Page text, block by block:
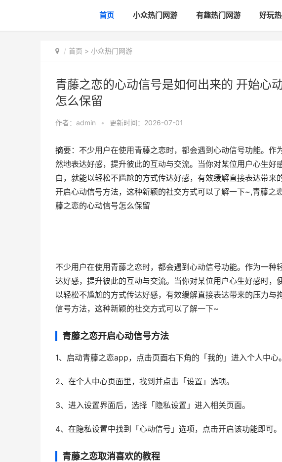
首页 小众热门网游 有趣热门网游 好玩
首页 > 小众热门网游
青藤之恋的心动信号是如何出来的 开始心
怎么保留
作者： admin • 更新时间：2026-07-01
摘要：不少用户在使用青藤之恋时，都会遇到心动信号功能。作
然地表达好感，提升彼此的互动与交流。当你对某位用户心生好
白，就能以轻松不尴尬的方式传达好感，有效缓解直接表达带
开启心动信号方法，这种新颖的社交方式可以了解一下~,青藤之
藤之恋的心动信号怎么保留
不少用户在使用青藤之恋时，都会遇到心动信号功能。作为一
达好感，提升彼此的互动与交流。当你对某位用户心生好感时
以轻松不尴尬的方式传达好感，有效缓解直接表达带来的压力
信号方法，这种新颖的社交方式可以了解一下~
青藤之恋开启心动信号方法
1、启动青藤之恋app，点击页面右下角的「我的」进入个人中心。
2、在个人中心页面里，找到并点击「设置」选项。
3、进入设置界面后，选择「隐私设置」进入相关页面。
4、在隐私设置中找到「心动信号」选项，点击开启该功能即可。
青藤之恋取消喜欢的教程